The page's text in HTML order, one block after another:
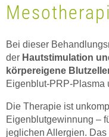
Bei dieser
der Hautstimulation
körpereigene
Eigenblut-PRP-Plasma
Die Therapie ist
Eigenblutgewinnung –
jeglichen Allergien.